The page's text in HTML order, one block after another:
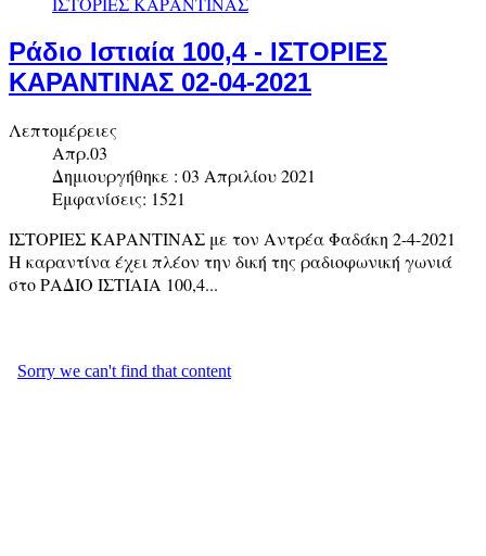
Ράδιο Ιστιαία 100,4 - ΙΣΤΟΡΙΕΣ
ΚΑΡΑΝΤΙΝΑΣ 02-04-2021
Λεπτομέρειες
Απρ.03
Δημιουργήθηκε : 03 Απριλίου 2021
Εμφανίσεις: 1521
ΙΣΤΟΡΙΕΣ ΚΑΡΑΝΤΙΝΑΣ με τον Αντρέα Φαδάκη 2-4-2021
Η καραντίνα έχει πλέον την δική της ραδιοφωνική γωνιά
στο ΡΑΔΙΟ ΙΣΤΙΑΙΑ 100,4...